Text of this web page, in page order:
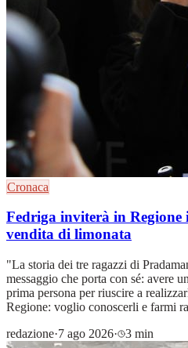
Cronaca
Fedriga inviterà in
vendita di limonata
"La storia dei tre ragazzi di
messaggio che porta con sé: avere
prima persona per riuscire a
Regione: voglio conoscerli e farmi
redazione·7 ago 2026· 3 min